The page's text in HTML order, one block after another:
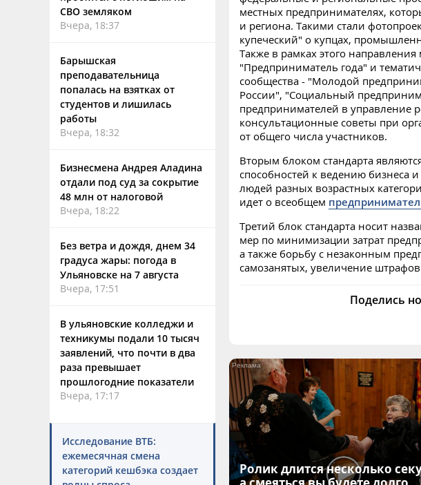
СВО земляком
Вчера, 18:37
Барышская
преподавательница
попалась на взятках от
студентов и лишилась
работы
Вчера, 18:32
Бизнесмена Андрея Аладина
отдали под суд за сокрытие
48 млн от налоговой
Вчера, 18:22
Без ветра и дождя, днем 34
градуса жары: погода в
Ульяновске на 7 августа
Вчера, 17:51
В ульяновские колледжи и
техникумы подали 10 тысяч
заявлений, что почти в два
раза превышает
прошлогодние показатели
Вчера, 17:17
Исследование ВТБ:
ежемесячная смена
категорий кешбэка создает
местных предпринимателях,
и региона. Такими стали
купеческий" о купцах,
Также в рамках этого
"Предприниматель года" и
сообщества - "Молодой
России", "Социальный
предпринимателей в управление
консультационные советы при
от общего числа участников.
Вторым блоком стандарта
способностей к ведению бизнеса
людей разных возрастных
идет о всеобщем
Третий блок стандарта носит
мер по минимизации затрат
а также борьбу с незаконным
самозанятых, увеличение
Поделись
Ролик длится несколько